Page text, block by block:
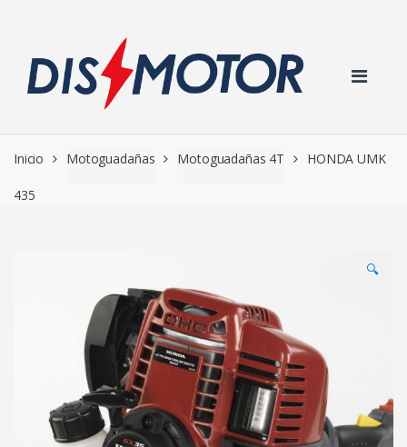
Inicio Motoguadañas Motoguadañas 4T HONDA UMK
435
🔍